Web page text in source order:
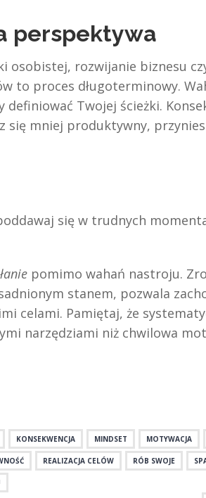
perspektywa
osobistej, rozwijanie biznesu
to proces długoterminowy.
Twojej ścieżki.
się mniej produktywny,
się w trudnych
pomimo wahań nastroju.
stanem, pozwala
celami. Pamiętaj, że
narzędziami niż chwilowa
KONSEKWENCJA MINDSET MOTYWACJA
REALIZACJA CELÓW RÓB SWOJE